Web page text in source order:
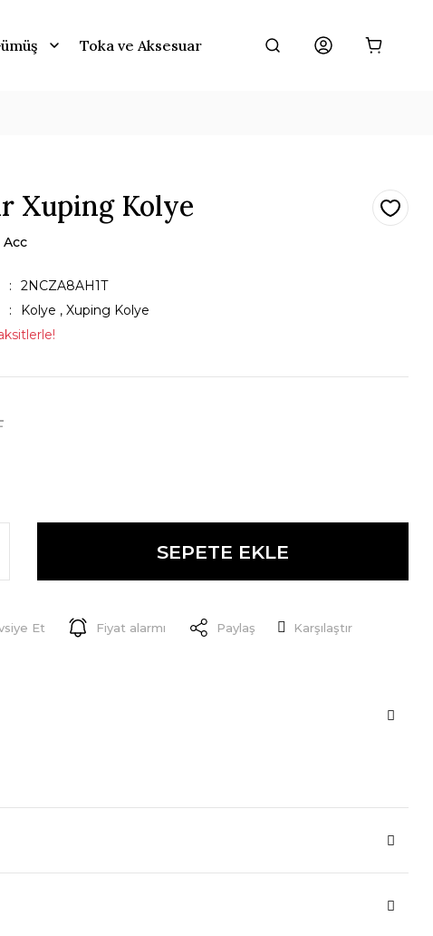
Toka ve Aksesuar
Xuping Kolye
Acc
2NCZA8AH1T
Kolye , Xuping Kolye
SEPETE EKLE
Et Fiyat alarmı Paylaş Karşılaştır